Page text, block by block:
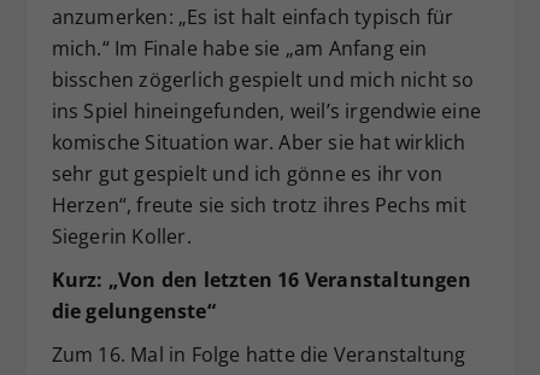
anzumerken: „Es ist halt einfach typisch für
mich.“ Im Finale habe sie „am Anfang ein
bisschen zögerlich gespielt und mich nicht so
ins Spiel hineingefunden, weil’s irgendwie eine
komische Situation war. Aber sie hat wirklich
sehr gut gespielt und ich gönne es ihr von
Herzen“, freute sie sich trotz ihres Pechs mit
Siegerin Koller.
Kurz: „Von den letzten 16 Veranstaltungen
die gelungenste“
Zum 16. Mal in Folge hatte die Veranstaltung